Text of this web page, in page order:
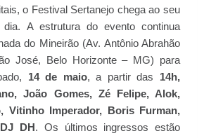
o Festival Sertanejo chega ao seu
A estrutura do evento continua
do Mineirão (Av. Antônio Abrahão
José, Belo Horizonte – MG) para
14 de maio, a partir das 14h,
João Gomes, Zé Felipe, Alok,
Vitinho Imperador, Boris Furman,
DJ DH . Os últimos ingressos estão